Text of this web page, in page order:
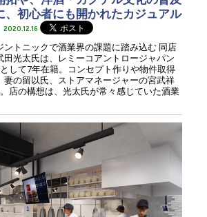
、初心者にも開かれたカジュアル
2020.12.16
ントニックで酒業界の課題に踏み込む 同店
田光太氏は、レミーコアントロージャパン
して7年在籍。コンセプト作りや物件取得
妻の留以氏、ストアマネージャーの宮武祥
店の構想は、光太氏が常々感じていた酒業